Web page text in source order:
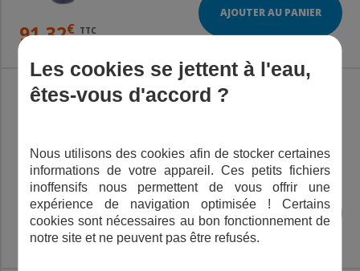
91,32€ TTC
AJOUTER AU PANIER
A
1 573,47€
AJOUTER AU PANIER
Les cookies se jettent à l'eau,
êtes-vous d'accord ?
Nous utilisons des cookies afin de stocker certaines
informations de votre appareil. Ces petits fichiers
inoffensifs nous permettent de vous offrir une
expérience de navigation optimisée ! Certains
cookies sont nécessaires au bon fonctionnement de
notre site et ne peuvent pas être refusés.